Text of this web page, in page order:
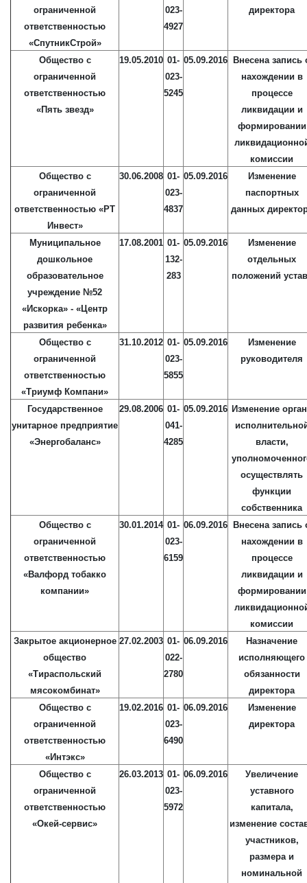
ограниченной
ответственностью
«СпутникСтрой»
023-
4927
директора
Общество с
ограниченной
ответственностью
«Пять звезд»
19.05.2010 01-
023-
5245
05.09.2016
Внесена запись
нахождении в
процессе
ликвидации и
формировании
комиссии
Общество с
ограниченной
ответственностью «РТ
Инвест»
30.06.2008 01-
023-
4837
05.09.2016
Изменение
паспортных
данных
Муниципальное
дошкольное
образовательное
учреждение №52
«Искорка» - «Центр
развития ребенка»
17.08.2001 01-
132-
283
05.09.2016
Изменение
отдельных
положений
Общество с
ограниченной
ответственностью
«Триумф Компани»
31.10.2012 01-
023-
5855
05.09.2016
Изменение
руководителя
Государственное
унитарное предприятие
«Энергобаланс»
29.08.2006 01-
041-
4285
05.09.2016 Изменение
власти,
осуществлять
функции
собственника
Общество с
ограниченной
ответственностью
«Валфорд тобакко
компании»
30.01.2014 01-
023-
6159
06.09.2016
Внесена запись
нахождении в
процессе
ликвидации и
формировании
комиссии
Закрытое акционерное
общество
«Тираспольский
мясокомбинат»
27.02.2003 01-
022-
2780
06.09.2016
Назначение
исполняющего
обязанности
директора
Общество с
ограниченной
ответственностью
«Интэкс»
19.02.2016 01-
023-
6490
06.09.2016
Изменение
директора
Общество с
ограниченной
ответственностью
«Окей-сервис»
26.03.2013 01-
023-
5972
06.09.2016
Увеличение
уставного
капитала,
изменение
участников,
размера и
номинальной